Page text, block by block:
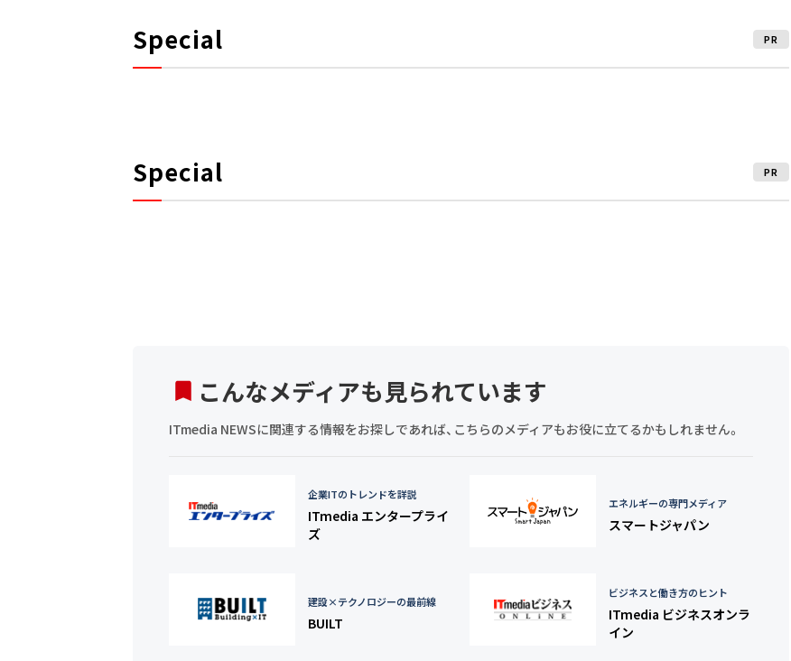
Special PR
Special PR
こんなメディアも見られています
ITmedia NEWSに関連する情報をお探しであれば、こちらのメディアもお役に立てるかもしれません。
企業ITのトレンドを詳説
ITmedia エンタープライ
ズ
エネルギーの専門メディア
スマートジャパン
建設×テクノロジーの最前線
BUILT
ビジネスと働き方のヒント
ITmedia ビジネスオンラ
イン